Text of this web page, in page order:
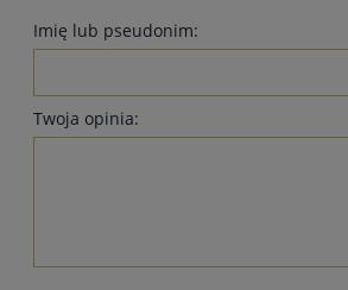
Imię lub pseudonim:
Twoja opinia: